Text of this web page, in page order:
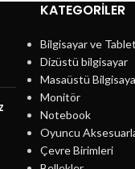
KATEGORILER
Bilgisayar ve Tablet
Dizüstü bilgisayar
Masaüstü
Monitör
Notebook
Oyuncu
Çevre Birimleri